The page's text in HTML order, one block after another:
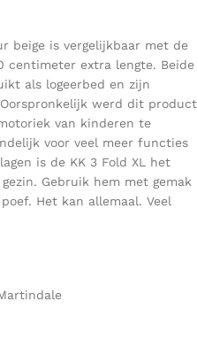
beige is vergelijkbaar met de
centimeter extra lengte. Beide
als logeerbed en zijn
werd dit product
van kinderen te
voor veel meer functies
is de KK 3 Fold XL het
Gebruik hem met gemak
Het kan allemaal. Veel